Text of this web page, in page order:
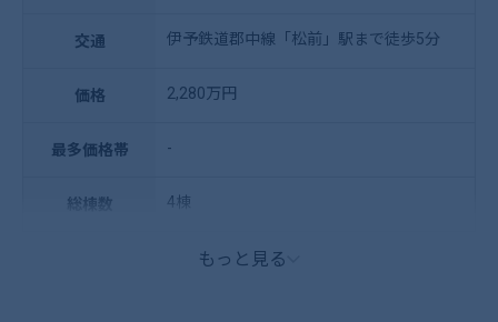
交通 伊予鉄道郡中線「松前」駅まで徒歩5分
価格 2,280万円
最多価格帯 -
総棟数 4棟
もっと見る